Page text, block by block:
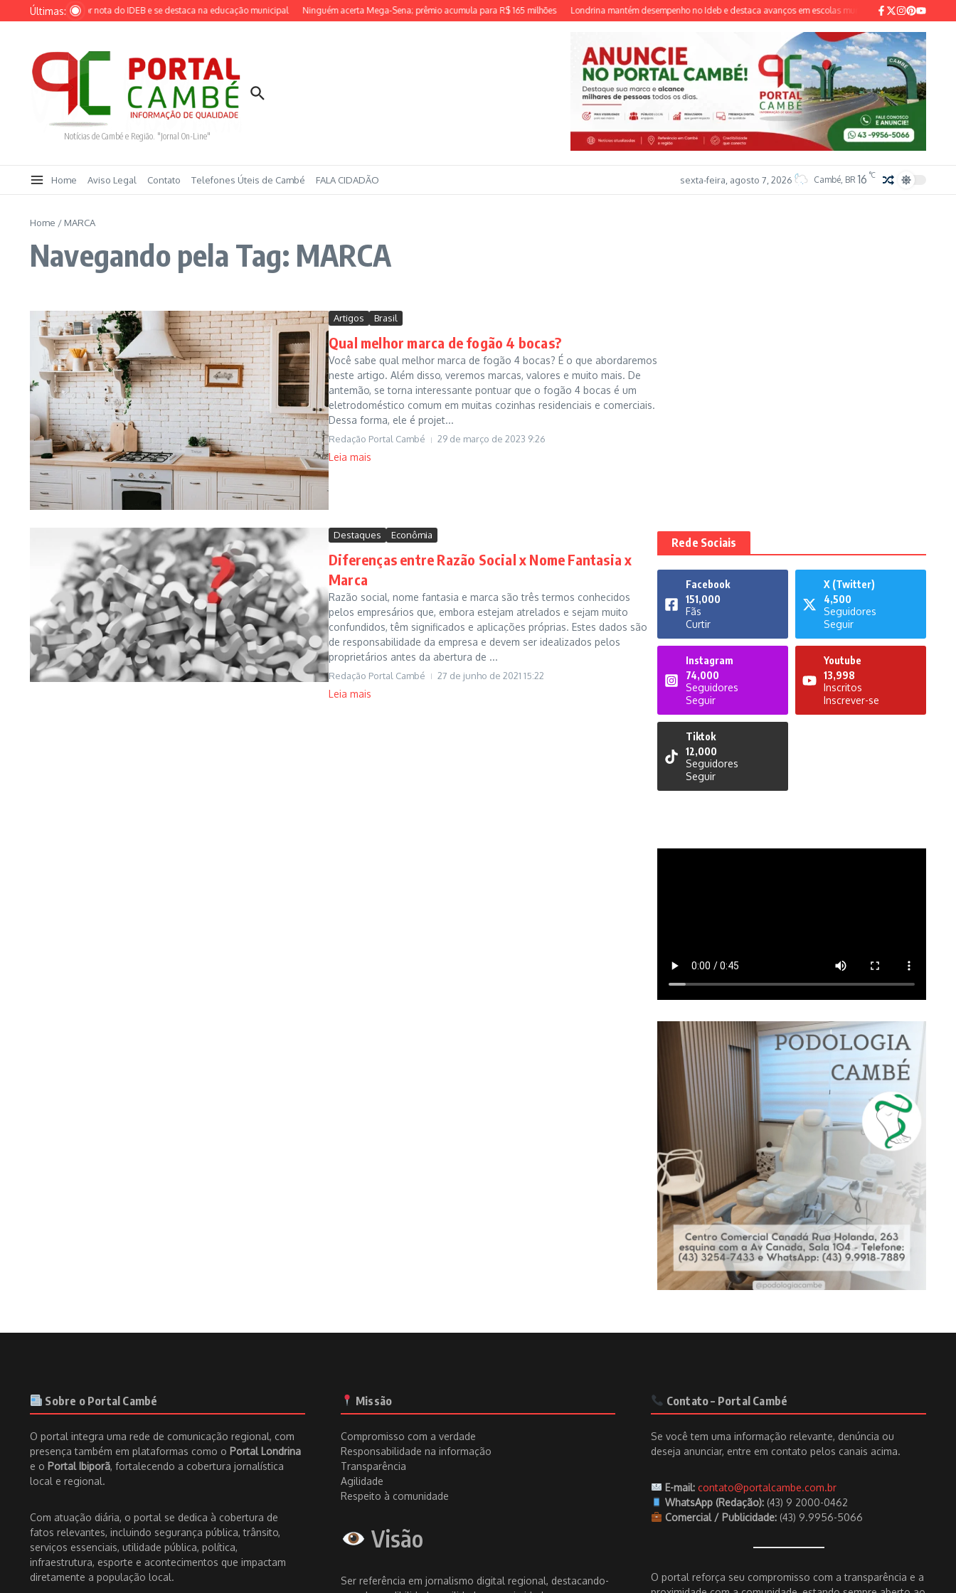
Ir para o conteúdo
Últimas:
alcança maior nota do IDEB e se destaca na educação municipal Ninguém acerta Mega-Sena; prêmio acumula para R$ 165 milhões Londrina mantém desempenho no Ideb e destaca avanços em escolas municipais Pai e madrasta
Notícias de Cambé e Região. "Jornal On-Line"
Home Aviso Legal Contato Telefones Úteis de Cambé FALA CIDADÃO sexta-feira, agosto 7, 2026 Cambé, BR 16 °C
Home / MARCA
Navegando pela Tag: MARCA
Artigos Brasil
Qual melhor marca de fogão 4 bocas?
Você sabe qual melhor marca de fogão 4 bocas? É o que abordaremos
neste artigo. Além disso, veremos marcas, valores e muito mais. De
antemão, se torna interessante pontuar que o fogão 4 bocas é um
eletrodoméstico comum em muitas cozinhas residenciais e comerciais.
Dessa forma, ele é projet...
Redação Portal Cambé 29 de março de 2023 9:26
Leia mais
Destaques Econômia
Diferenças entre Razão Social x Nome Fantasia x
Marca
Razão social, nome fantasia e marca são três termos conhecidos
pelos empresários que, embora estejam atrelados e sejam muito
confundidos, têm significados e aplicações próprias. Estes dados são
de responsabilidade da empresa e devem ser idealizados pelos
proprietários antes da abertura de ...
Redação Portal Cambé 27 de junho de 2021 15:22
Leia mais
Rede Sociais
Facebook
151,000
Fãs
Curtir
X (Twitter)
4,500
Seguidores
Seguir
Instagram
74,000
Seguidores
Seguir
Youtube
13,998
Inscritos
Inscrever-se
Tiktok
12,000
Seguidores
Seguir
Sobre o Portal Cambé
O portal integra uma rede de comunicação regional, com
presença também em plataformas como o Portal Londrina
e o Portal Ibiporã, fortalecendo a cobertura jornalística
local e regional.
Com atuação diária, o portal se dedica à cobertura de
fatos relevantes, incluindo segurança pública, trânsito,
serviços essenciais, utilidade pública, política,
infraestrutura, esporte e acontecimentos que impactam
diretamente a população local.
Missão
Compromisso com a verdade
Responsabilidade na informação
Transparência
Agilidade
Respeito à comunidade
Visão
Ser referência em jornalismo digital regional, destacando-
Contato – Portal Cambé
Se você tem uma informação relevante, denúncia ou
deseja anunciar, entre em contato pelos canais acima.
E-mail: contato@portalcambe.com.br
WhatsApp (Redação): (43) 9 2000-0462
Comercial / Publicidade: (43) 9.9956-5066
O portal reforça seu compromisso com a transparência e a